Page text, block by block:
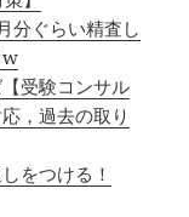
分ぐらい精査し
w
受験コンサル
，過去の取り
をつける！